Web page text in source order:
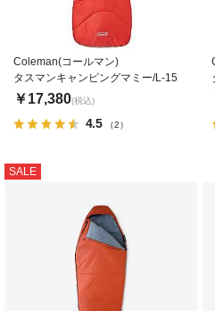
4.5 （2）
Coleman(コールマン)
タスマンキャンピングマミー/L-15
￥17,380(税込)
SALE